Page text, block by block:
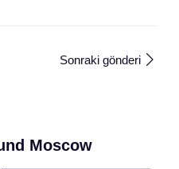
Sonraki gönderi
Moscow